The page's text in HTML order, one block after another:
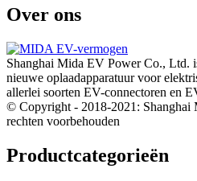
Over ons
Shanghai Mida EV Power Co., Ltd.
nieuwe oplaadapparatuur voor
allerlei soorten EV-connectoren en
© Copyright - 2018-2021:
rechten voorbehouden
Productcategorieën